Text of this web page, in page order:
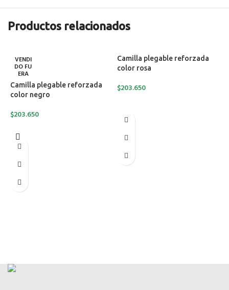
Productos relacionados
VENDI
DO FU
ERA
Camilla plegable reforzada
color negro
$203.650
Camilla plegable reforzada
color rosa
$203.650